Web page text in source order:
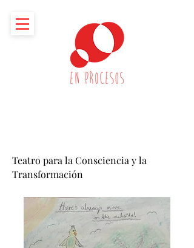
Teatro para la Consciencia y la
Transformación